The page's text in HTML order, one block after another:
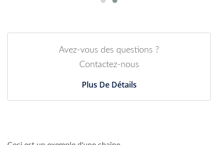
Avez-vous des questions ?
Contactez-nous
Plus De Détails